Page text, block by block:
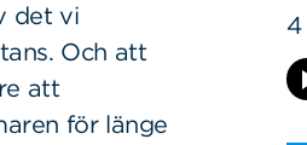
det vi
Och att
att
för länge